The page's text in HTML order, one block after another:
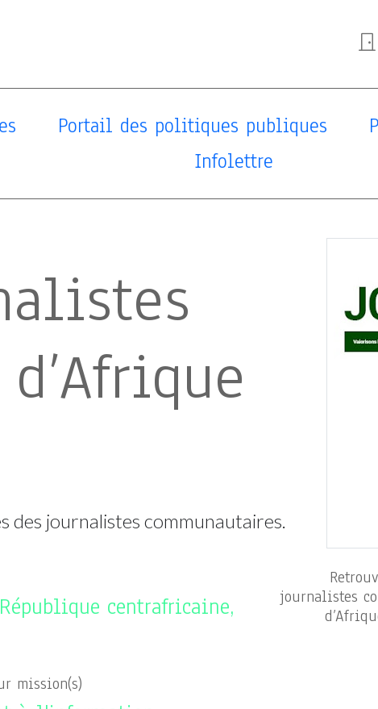
Portail des politiques publiques
Infolettre
des journalistes communautaires.
centrafricaine,
journalistes
mission(s)